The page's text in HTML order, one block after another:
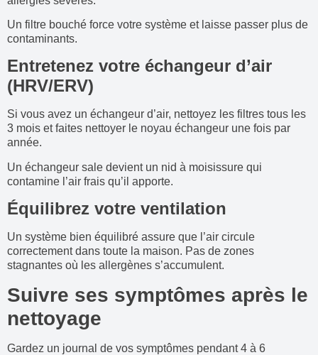
Un filtre bouché force votre système et laisse passer plus de
contaminants.
Entretenez votre échangeur d’air
(HRV/ERV)
Si vous avez un échangeur d’air, nettoyez les filtres tous les
3 mois et faites nettoyer le noyau échangeur une fois par
année.
Un échangeur sale devient un nid à moisissure qui
contamine l’air frais qu’il apporte.
Équilibrez votre ventilation
Un système bien équilibré assure que l’air circule
correctement dans toute la maison. Pas de zones
stagnantes où les allergènes s’accumulent.
Suivre ses symptômes après le
nettoyage
Gardez un journal de vos symptômes pendant 4 à 6